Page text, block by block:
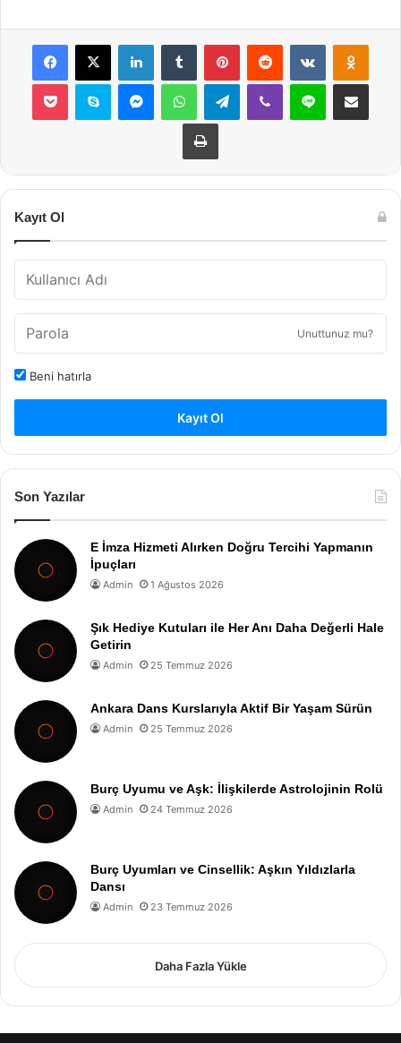
Facebook
X LinkedInTumblr PinterestReddit VKontakte
Pocket Skype MessengerWhatsAppTelegramViber Line E-Posta ile
Yazdır
Kayıt Ol
Unuttunuz mu?
Beni hatırla
Kayıt Ol
Son Yazılar
E İmza Hizmeti Alırken Doğru Tercihi Yapmanın
İpuçları
Admin 1 Ağustos 2026
Şık Hediye Kutuları ile Her Anı Daha Değerli Hale
Getirin
Admin 25 Temmuz 2026
Ankara Dans Kurslarıyla Aktif Bir Yaşam Sürün
Admin 25 Temmuz 2026
Burç Uyumu ve Aşk: İlişkilerde Astrolojinin Rolü
Admin 24 Temmuz 2026
Burç Uyumları ve Cinsellik: Aşkın Yıldızlarla
Dansı
Admin 23 Temmuz 2026
Daha Fazla Yükle